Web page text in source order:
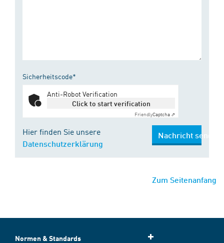
Sicherheitscode*
Anti-Robot Verification
Click to start verification
FriendlyCaptcha ⇗
Hier finden Sie unsere
Datenschutzerklärung
Nachricht senden
Zum Seitenanfang
Normen & Standards